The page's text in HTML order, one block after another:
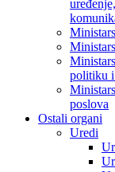
politiku
poslova
Ostali organi
Uredi